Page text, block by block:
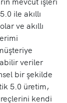
ile akıllı
ve akıllı
veriler
bir şekilde
5.0 üretim,
kendi